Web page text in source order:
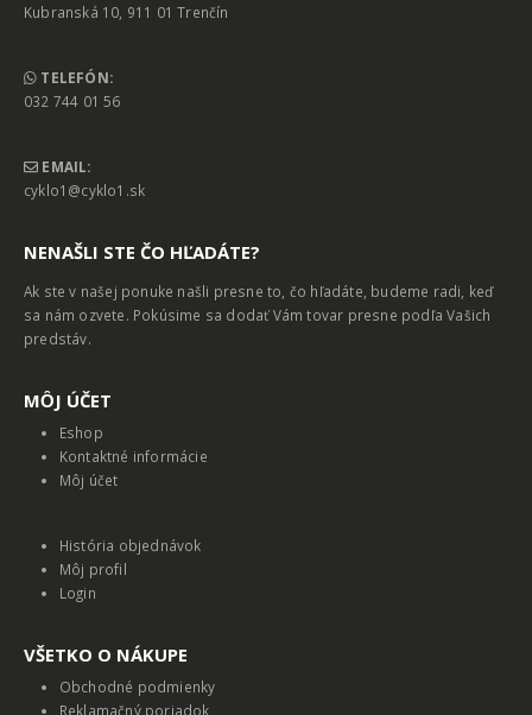
Kubranská 10, 911 01 Trenčín
TELEFÓN:
032 744 01 56
EMAIL:
cyklo1@cyklo1.sk
NENAŠLI STE ČO HĽADÁTE?
Ak ste v našej ponuke našli presne to, čo hľadáte, budeme radi, keď
sa nám ozvete. Pokúsime sa dodať Vám tovar presne podľa Vašich
predstáv.
MȎJ ÚČET
Eshop
Kontaktné informácie
Môj účet
História objednávok
Môj profil
Login
VŠETKO O NÁKUPE
Obchodné podmienky
Reklamačný poriadok